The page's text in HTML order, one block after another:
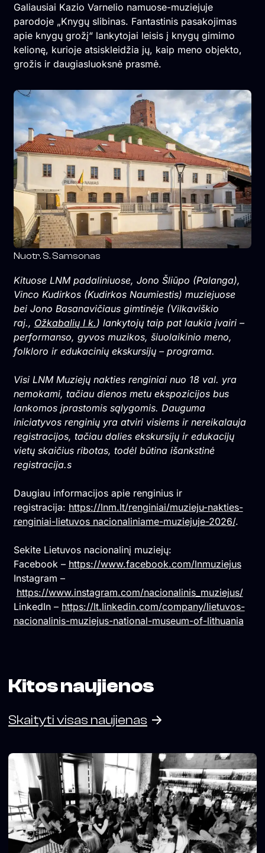
Galiausiai Kazio Varnelio namuose-muziejuje
parodoje „Knygų slibinas. Fantastinis pasakojimas
apie knygų grožį“ lankytojai leisis į knygų gimimo
kelionę, kurioje atsiskleidžia jų, kaip meno objekto,
grožis ir daugiasluoksnė prasmė.
Nuotr. S. Samsonas
Kituose LNM padaliniuose, Jono Šliūpo (Palanga),
Vinco Kudirkos (Kudirkos Naumiestis) muziejuose
bei Jono Basanavičiaus gimtinėje (Vilkaviškio
raj., Ožkabalių I k.) lankytojų taip pat laukia įvairi –
performanso, gyvos muzikos, šiuolaikinio meno,
folkloro ir edukacinių ekskursijų – programa.
Visi LNM Muziejų nakties renginiai nuo 18 val. yra
nemokami, tačiau dienos metu ekspozicijos bus
lankomos įprastomis sąlygomis. Dauguma
iniciatyvos renginių yra atviri visiems ir nereikalauja
registracijos, tačiau dalies ekskursijų ir edukacijų
vietų skaičius ribotas, todėl būtina išankstinė
registracija.s
Daugiau informacijos apie renginius ir
registracija: https://lnm.lt/renginiai/muzieju-nakties-
renginiai-lietuvos nacionaliniame-muziejuje-2026/.
Sekite Lietuvos nacionalinį muziejų:
Facebook – https://www.facebook.com/lnmuziejus
Instagram –
https://www.instagram.com/nacionalinis_muziejus/
LinkedIn – https://lt.linkedin.com/company/lietuvos-
nacionalinis-muziejus-national-museum-of-lithuania
Kitos naujienos
Skaityti visas naujienas